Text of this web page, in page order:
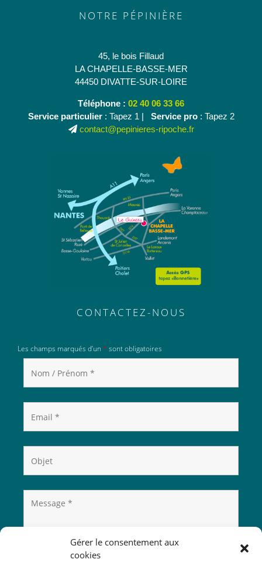
Gérer le consentement aux
cookies
NOTRE PÉPINIÈRE
45, le bois Fillaud
LA CHAPELLE-BASSE-MER
44450 DIVATTE-SUR-LOIRE
Téléphone : 02 40 06 33 66
Service particulier: Tapez 1 | Service pro: Tapez 2
contact@pepinieres-ripoche.fr
CONTACTEZ-NOUS
Les champs marqués d’un * sont obligatoires